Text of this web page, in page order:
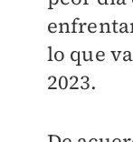
lo que
2023.